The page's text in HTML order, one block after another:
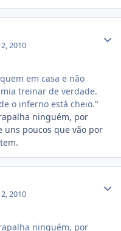
2010
em casa e não
treinar de verdade.
o inferno está cheio."
ninguém, por
uns poucos que vão por
2010
ninguém, por